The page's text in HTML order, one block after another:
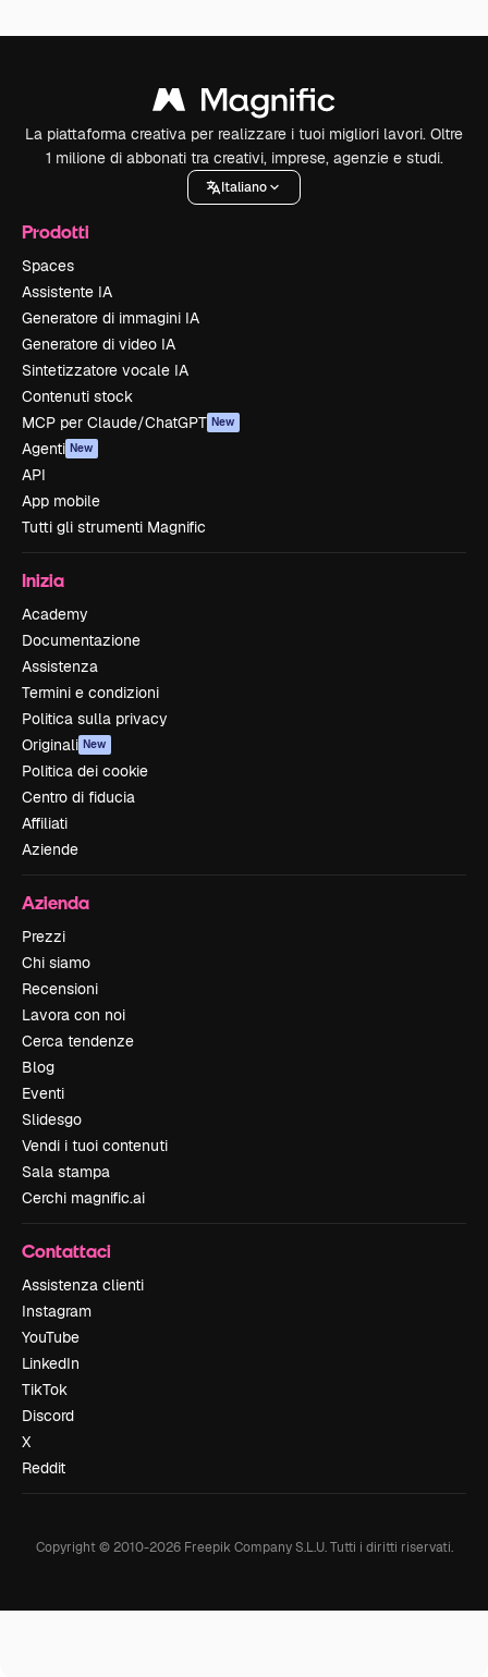
La piattaforma creativa per realizzare i tuoi migliori lavori. Oltre
1 milione di abbonati tra creativi, imprese, agenzie e studi.
Italiano
Prodotti
Spaces
Assistente IA
Generatore di immagini IA
Generatore di video IA
Sintetizzatore vocale IA
Contenuti stock
MCP per Claude/ChatGPT New
Agenti New
API
App mobile
Tutti gli strumenti Magnific
Inizia
Academy
Documentazione
Assistenza
Termini e condizioni
Politica sulla privacy
Originali New
Politica dei cookie
Centro di fiducia
Affiliati
Aziende
Azienda
Prezzi
Chi siamo
Recensioni
Lavora con noi
Cerca tendenze
Blog
Eventi
Slidesgo
Vendi i tuoi contenuti
Sala stampa
Cerchi magnific.ai
Contattaci
Assistenza clienti
Instagram
YouTube
LinkedIn
TikTok
Discord
X
Reddit
Copyright © 2010-2026Freepik Company S.L.U. Tutti i diritti riservati.